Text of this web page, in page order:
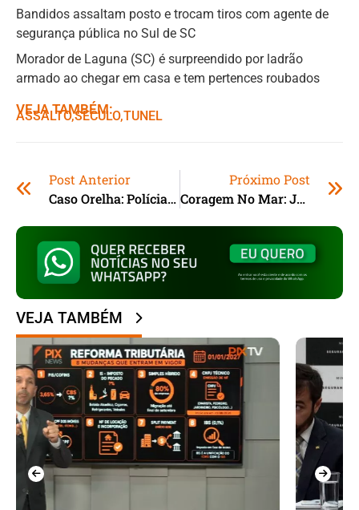
Bandidos assaltam posto e trocam tiros com agente de
segurança pública no Sul de SC
Morador de Laguna (SC) é surpreendido por ladrão
armado ao chegar em casa e tem pertences roubados
VEJA TAMBÉM:
ASSALTO,ㅤSECULO,ㅤTUNEL
Post Anterior
Caso Orelha: Polícia Conclui Investigação E Pede Internação De Adolescente Suspeito
Próximo Post
Coragem No Mar: Jovem Enfrentou Águas Agitadas Na Austrália Para Pedir Ajuda
VEJA TAMBÉM